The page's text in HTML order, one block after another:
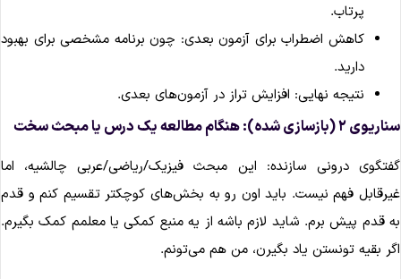
پرتاب.
کاهش اضطراب برای آزمون بعدی: چون برنامه مشخصی برای بهبود
دارید.
نتیجه نهایی: افزایش تراز در آزمون‌های بعدی.
۲ (بازسازی شده): هنگام مطالعه یک درس یا مبحث سخت
درونی سازنده: این مبحث فیزیک/ریاضی/عربی چالشیه، اما
فهم نیست. باید اون رو به بخش‌های کوچکتر تقسیم کنم و قدم
قدم پیش برم. شاید لازم باشه از یه منبع کمکی یا معلمم کمک بگیرم.
بقیه تونستن یاد بگیرن، من هم می‌تونم.